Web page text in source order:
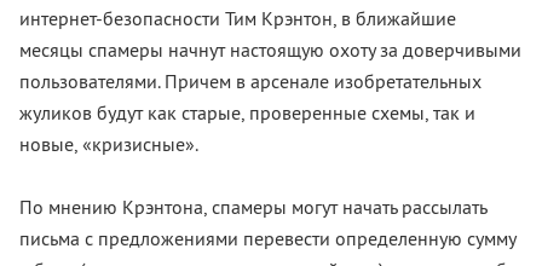
интернет-безопасности Тим Крэнтон, в ближайшие
месяцы спамеры начнут настоящую охоту за доверчивыми
пользователями. Причем в арсенале изобретательных
жуликов будут как старые, проверенные схемы, так и
новые, «кризисные».
По мнению Крэнтона, спамеры могут начать рассылать
письма с предложениями перевести определенную сумму